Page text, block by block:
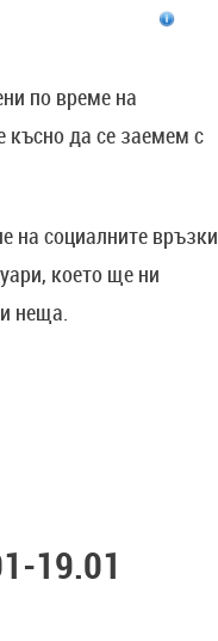
по време на
късно да се заемем с
на социалните връзки
което ще ни
неща.
19.01